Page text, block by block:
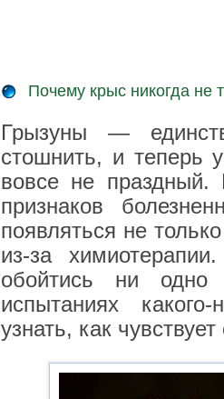
Почему крыс никогда не
Грызуны —
стошнить, и теперь
вовсе не
признаков
появляться не
из-за
обойтись ни
испытаниях
узнать, как